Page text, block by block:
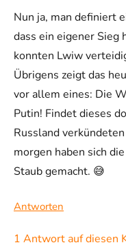
Nun ja, man definiert
dass ein eigener Sieg
konnten Lwiw
Übrigens zeigt das
vor allem eines: Die
Putin! Findet dieses
Russland
morgen haben sich
Staub gemacht. 😅
Antworten
1 Antwort auf diesen